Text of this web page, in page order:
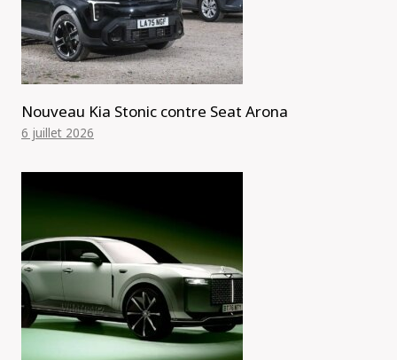
Nouveau Kia Stonic contre Seat Arona
6 juillet 2026